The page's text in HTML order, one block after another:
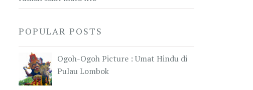
POPULAR POSTS
Ogoh-Ogoh Picture : Umat Hindu di
Pulau Lombok